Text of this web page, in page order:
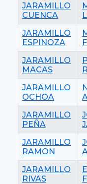
JARAMILLO
CUENCA
JARAMILLO
ESPINOZA
JARAMILLO
MACAS
JARAMILLO
OCHOA
JARAMILLO
PEÑA
JARAMILLO
RAMON
JARAMILLO
RIVAS